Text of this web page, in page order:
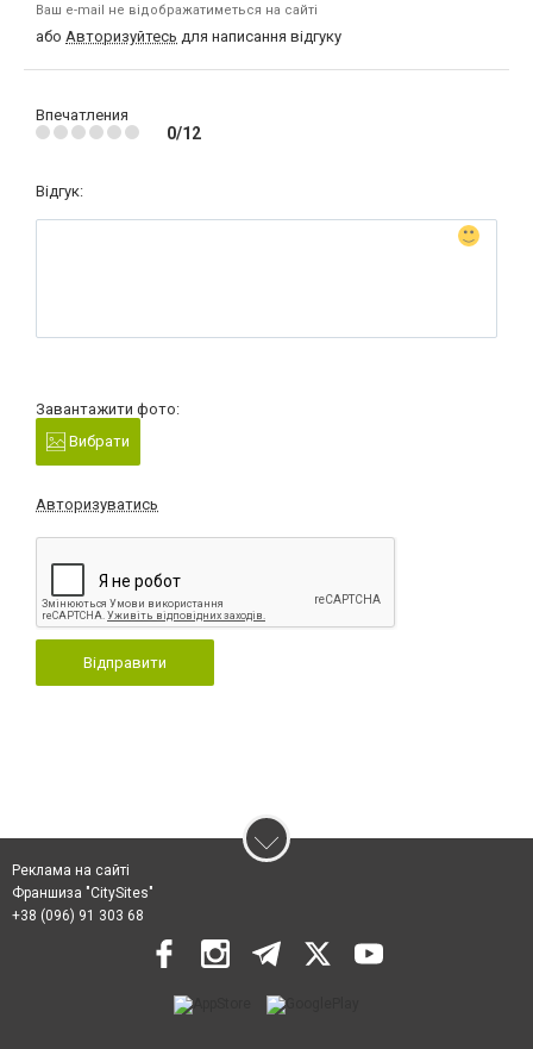
Ваш e-mail не відображатиметься на сайті
або Авторизуйтесь для написання відгуку
Впечатления
0/12
Відгук:
Завантажити фото:
Вибрати
Авторизуватись
Відправити
Реклама на сайті
Франшиза "CitySites"
+38 (096) 91 303 68